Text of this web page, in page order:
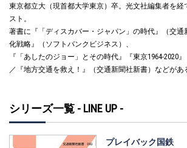
東京都立大（現首都大学東京）卒。光文社編集者を経
スト。
著書に『「ディスカバー・ジャパン」の時代』（交通
化戦略』（ソフトバンクビジネス）、
『「あしたのジョー」とその時代』『東京1964-2020
／『地方交通を救え！』（交通新聞社新書）などがあ
シリーズ一覧 - LINE UP -
プレイバック国鉄